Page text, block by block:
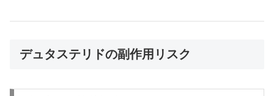
デュタステリドの副作用リスク